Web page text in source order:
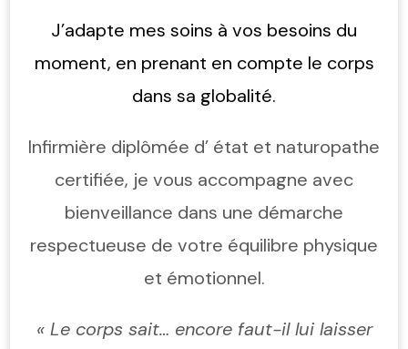
J’adapte mes soins à vos besoins du
moment, en prenant en compte le corps
dans sa globalité.
Infirmière diplômée d’ état et naturopathe
certifiée, je vous accompagne avec
bienveillance dans une démarche
respectueuse de votre équilibre physique
et émotionnel.
« Le corps sait… encore faut-il lui laisser